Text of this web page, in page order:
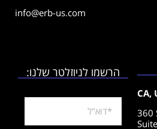
info@erb-us.com
CA,
360
הרשמו לניוזלטר שלנו: